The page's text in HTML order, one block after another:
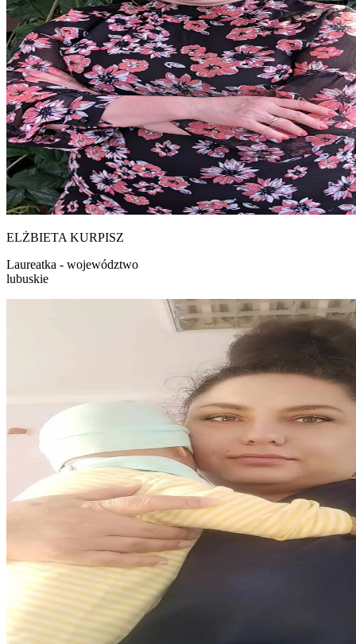
ELŻBIETA KURPISZ
Laureatka - województwo
lubuskie